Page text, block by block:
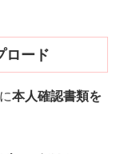
ロード
本人確認書類を